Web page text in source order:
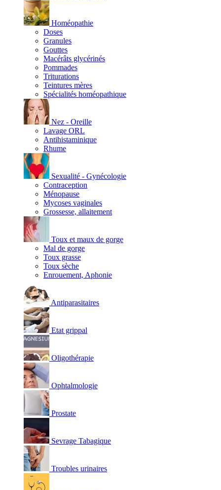
Homéopathie
Doses
Granules
Gouttes
Macérâts glycérinés
Pommades
Triturations
Teintures mères
Spécialités homéopathique
Nez - Oreille
Lavage ORL
Antihistaminique
Rhume
Sexualité - Gynécologie
Contraception
Ménopause
Mycoses vaginales
Grossesse, allaitement
Toux et maux de gorge
Mal de gorge
Toux grasse
Toux sèche
Enrouement, Aphonie
Antiparasitaires
Etat grippal
Oligothérapie
Ophtalmologie
Prostate
Sevrage Tabagique
Troubles urinaires